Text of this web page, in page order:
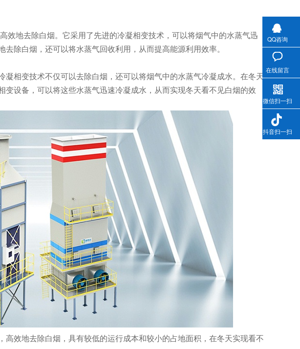
高效地去除白烟。它采用了先进的冷凝相变技术，可以将烟气中的水蒸气迅
除白烟，还可以将水蒸气回收利用，从而提高能源利用效率。
凝相变技术不仅可以去除白烟，还可以将烟气中的水蒸气冷凝成水。在冬天
设备，可以将这些水蒸气迅速冷凝成水，从而实现冬天看不见白烟的效
高效地去除白烟，具有较低的运行成本和较小的占地面积，在冬天实现看不
QQ咨询
在线留言
微信扫一扫
抖音扫一扫